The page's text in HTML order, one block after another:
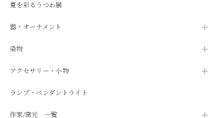
夏を彩るうつわ展
器・オーナメント
染物
アクセサリー・小物
ランプ・ペンダントライト
作家/窯元 一覧